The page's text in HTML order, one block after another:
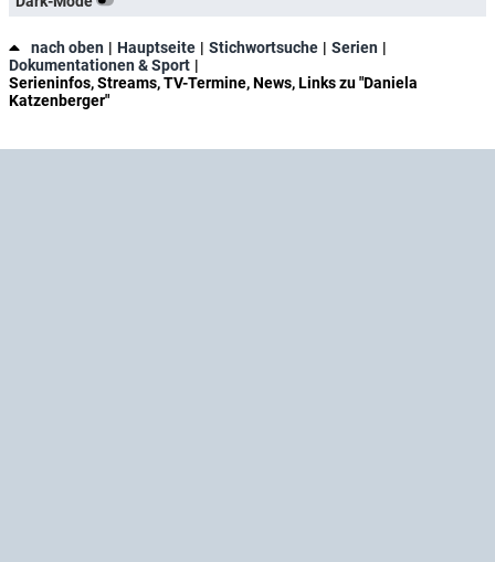
nach oben Hauptseite Stichwortsuche
Serien
Dokumentationen & Sport
Serieninfos, Streams, TV-Termine, News, Links zu "Daniela
Katzenberger"